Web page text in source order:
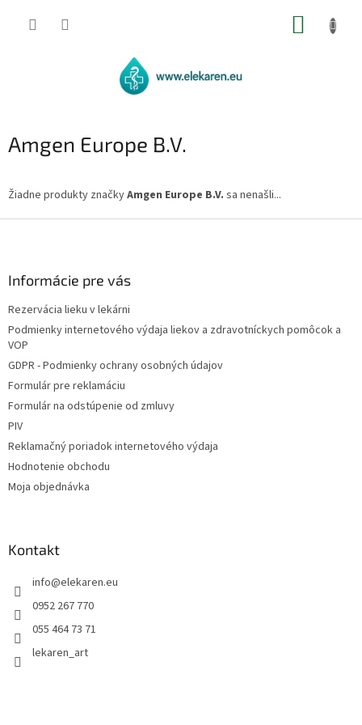
Amgen Europe B.V.
Žiadne produkty značkyAmgen Europe B.V. sa nenašli...
Informácie pre vás
Rezervácia lieku v lekárni
Podmienky internetového výdaja liekov a zdravotníckych pomôcok a
VOP
GDPR - Podmienky ochrany osobných údajov
Formulár pre reklamáciu
Formulár na odstúpenie od zmluvy
PIV
Reklamačný poriadok internetového výdaja
Hodnotenie obchodu
Moja objednávka
Kontakt
info@elekaren.eu
0952 267 770
055 464 73 71
lekaren_art